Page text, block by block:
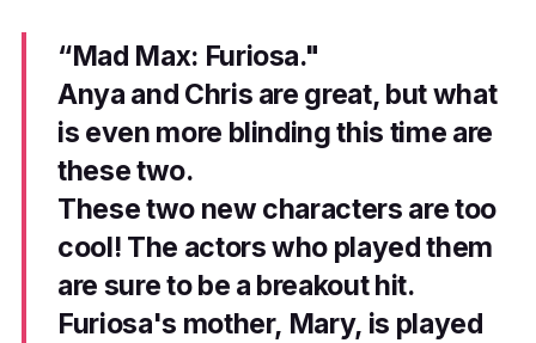
“Mad Max: Furiosa."
Anya and Chris are great, but what
is even more blinding this time are
these two.
These two new characters are too
cool! The actors who played them
are sure to be a breakout hit.
Furiosa's mother, Mary, is played